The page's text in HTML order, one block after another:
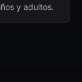
y adultos.